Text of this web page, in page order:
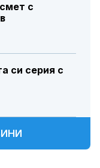
с
си серия с